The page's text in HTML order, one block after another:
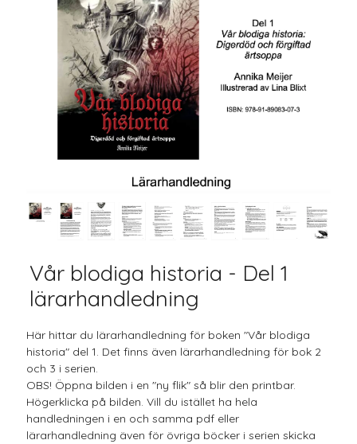
Vår blodiga historia - Del 1
lärarhandledning
Här hittar du lärarhandledning för boken "Vår blodiga
historia" del 1. Det finns även lärarhandledning för bok 2
och 3 i serien.
OBS! Öppna bilden i en "ny flik" så blir den printbar.
Högerklicka på bilden. Vill du istället ha hela
handledningen i en och samma pdf eller
lärarhandledning även för övriga böcker i serien skicka